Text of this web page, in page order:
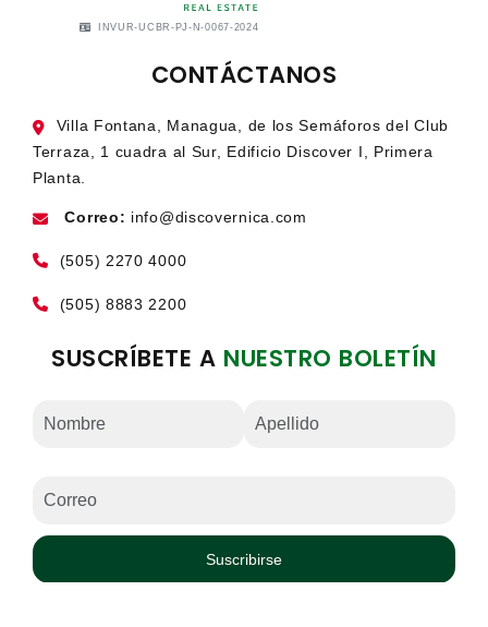
INVUR-UCBR-PJ-N-0067-2024
CONTÁCTANOS
Villa Fontana, Managua, de los Semáforos del Club
Terraza, 1 cuadra al Sur, Edificio Discover I, Primera
Planta.
Correo: info@discovernica.com
(505) 2270 4000
(505) 8883 2200
SUSCRÍBETE A NUESTRO BOLETÍN
Suscribirse